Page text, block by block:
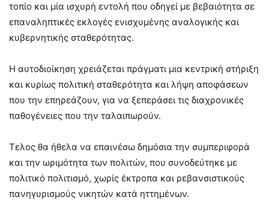
τοπίο και μία ισχυρή εντολή που οδηγεί με βεβαιότητα σε
επαναληπτικές εκλογές ενισχυμένης αναλογικής και
κυβερνητικής σταθερότητας.
Η αυτοδιοίκηση χρειάζεται πράγματι μια κεντρική στήριξη
και κυρίως πολιτική σταθερότητα και λήψη αποφάσεων
που την επηρεάζουν, για να ξεπεράσει τις διαχρονικές
παθογένειες που την ταλαιπωρούν.
Τελος θα ήθελα να επαινέσω δημόσια την συμπεριφορά
και την ωριμότητα των πολιτών, που συνοδεύτηκε με
πολιτικό πολιτισμό, χωρίς έκτροπα και ρεβανσιστικούς
πανηγυρισμούς νικητών κατά ηττημένων.